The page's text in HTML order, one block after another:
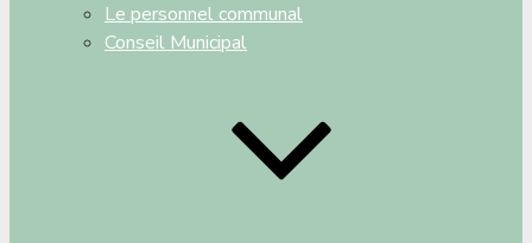
Le personnel communal
Conseil Municipal